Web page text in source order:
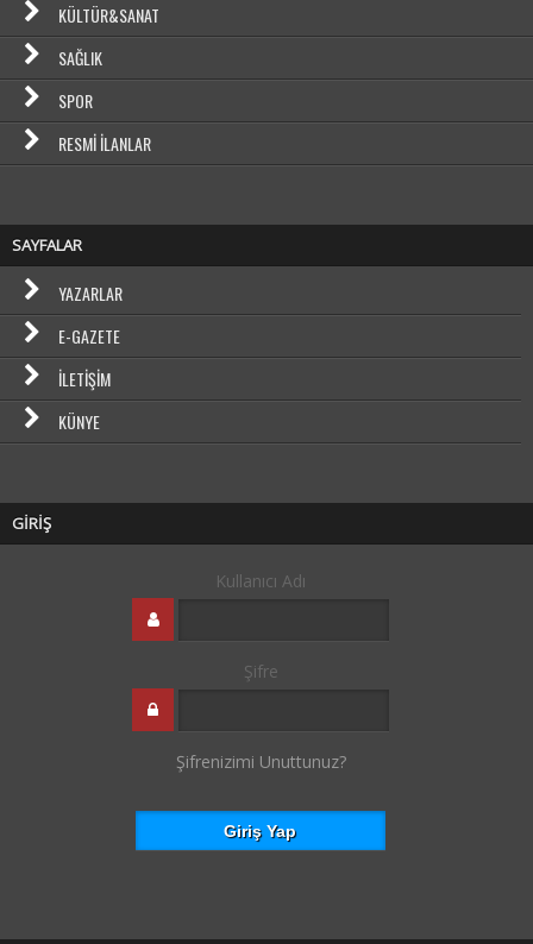
KÜLTÜR&SANAT
SAĞLIK
SPOR
RESMI İLANLAR
SAYFALAR
YAZARLAR
E-GAZETE
İLETIŞIM
KÜNYE
GİRİŞ
Kullanıcı Adı
Şifre
Şifrenizimi Unuttunuz?